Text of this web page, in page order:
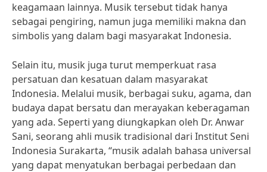
keagamaan lainnya. Musik tersebut tidak hanya
sebagai pengiring, namun juga memiliki makna dan
simbolis yang dalam bagi masyarakat Indonesia.
Selain itu, musik juga turut memperkuat rasa
persatuan dan kesatuan dalam masyarakat
Indonesia. Melalui musik, berbagai suku, agama, dan
budaya dapat bersatu dan merayakan keberagaman
yang ada. Seperti yang diungkapkan oleh Dr. Anwar
Sani, seorang ahli musik tradisional dari Institut Seni
Indonesia Surakarta, “musik adalah bahasa universal
yang dapat menyatukan berbagai perbedaan dan